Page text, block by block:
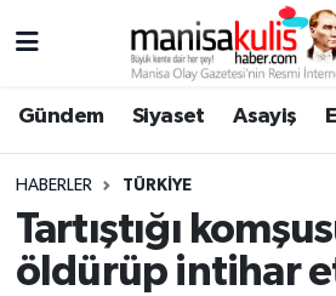
Gündem Siyaset Asayiş
HABERLER TÜRKIYE
Tartıştığı
öldürüp intihar
Ege Haberleri
Ekonomi
Genel
Yunusemre Hava Durumu
Yunusemre Trafik Yoğunluk
Süper Lig Puan Durumu ve